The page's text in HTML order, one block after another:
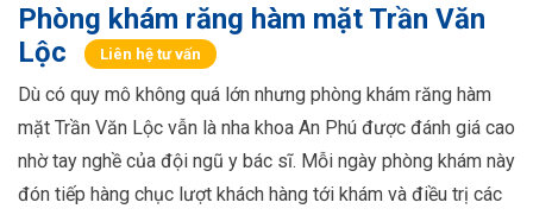
Phòng khám răng hàm mặt Trần Văn
Lộc
Liên hệ tư vấn
Dù có quy mô không quá lớn nhưng phòng khám răng hàm
mặt Trần Văn Lộc vẫn là nha khoa An Phú được đánh giá cao
nhờ tay nghề của đội ngũ y bác sĩ. Mỗi ngày phòng khám này
đón tiếp hàng chục lượt khách hàng tới khám và điều trị các